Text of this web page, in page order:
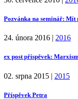
Pozvánka na seminář: Mít
24. února 2016 | 2016
ex post příspěvek:
02. srpna 2015 | 2015
Příspěvek Petra